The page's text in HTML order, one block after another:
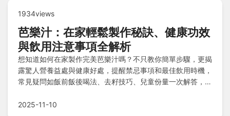
1934views
芭樂汁：在家輕鬆製作秘訣、健康功效
與飲用注意事項全解析
想知道如何在家製作完美芭樂汁嗎？不只教你簡單步驟，更揭
露驚人營養益處與健康好處，提醒禁忌事項和最佳飲用時機，
常見疑問如飯前飯後喝法、去籽技巧、兒童份量一次解答，發
2025-11-10